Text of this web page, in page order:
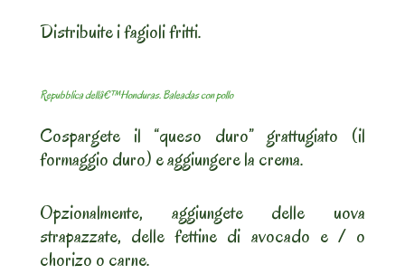
Distribuite i fagioli fritti.
Repubblica dellâ€™Honduras. Baleadas con pollo
Cospargete il “queso duro” grattugiato (il
formaggio duro) e aggiungere la crema.
Opzionalmente, aggiungete delle uova
strapazzate, delle fettine di avocado e / o
chorizo o carne.